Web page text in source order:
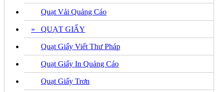
Quạt Vải Quảng Cáo
» QUẠT GIẤY
Quạt Giấy Viết Thư Pháp
Quạt Giấy In Quảng Cáo
Quạt Giấy Trơn